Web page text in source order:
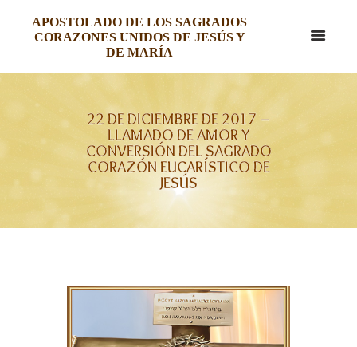
APOSTOLADO DE LOS SAGRADOS
CORAZONES UNIDOS DE JESÚS Y
DE MARÍA
22 DE DICIEMBRE DE 2017 –
LLAMADO DE AMOR Y
CONVERSIÓN DEL SAGRADO
CORAZÓN EUCARÍSTICO DE
JESÚS